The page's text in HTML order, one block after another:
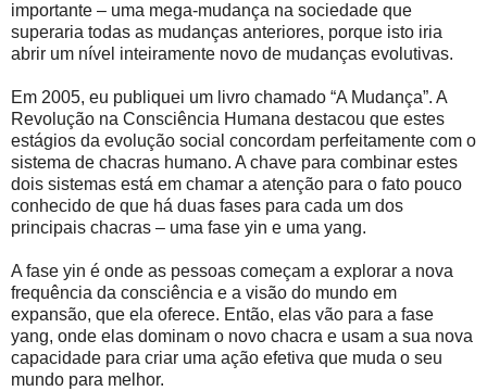
importante – uma mega-mudança na sociedade que
superaria todas as mudanças anteriores, porque isto iria
abrir um nível inteiramente novo de mudanças evolutivas.
Em 2005, eu publiquei um livro chamado “A Mudança”. A
Revolução na Consciência Humana destacou que estes
estágios da evolução social concordam perfeitamente com o
sistema de chacras humano. A chave para combinar estes
dois sistemas está em chamar a atenção para o fato pouco
conhecido de que há duas fases para cada um dos
principais chacras – uma fase yin e uma yang.
A fase yin é onde as pessoas começam a explorar a nova
frequência da consciência e a visão do mundo em
expansão, que ela oferece. Então, elas vão para a fase
yang, onde elas dominam o novo chacra e usam a sua nova
capacidade para criar uma ação efetiva que muda o seu
mundo para melhor.